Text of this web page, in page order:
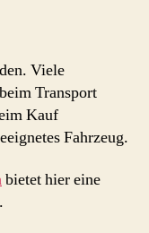
Viele
Transport
Kauf
Fahrzeug.
bietet hier eine